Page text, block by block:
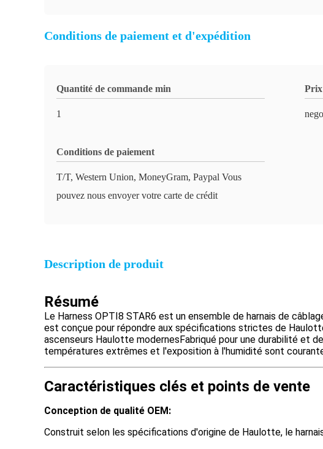
Conditions de paiement et d'expédition
Quantité de commande min
1
Prix
Conditions de paiement
T/T, Western Union, MoneyGram, Paypal Vous
pouvez nous envoyer votre carte de crédit
Description de produit
Résumé
Le Harness OPTI8 STAR6 est un ensemble de harnais de
est conçue pour répondre aux spécifications strictes de
ascenseurs Haulotte modernesFabriqué pour une durabilité et
températures extrêmes et l'exposition à l'humidité sont
Caractéristiques clés et points de vente
Conception de qualité OEM:
Construit selon les spécifications d'origine de Haulotte, le